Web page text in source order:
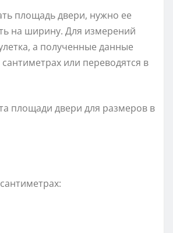
площадь двери, нужно ее
на ширину. Для измерений
а полученные данные
или переводятся в
площади двери для размеров в